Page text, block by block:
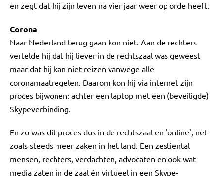
en zegt dat hij zijn leven na vier jaar weer op orde heeft.
Corona
Naar Nederland terug gaan kon niet. Aan de rechters
vertelde hij dat hij liever in de rechtszaal was geweest
maar dat hij kan niet reizen vanwege alle
coronamaatregelen. Daarom kon hij via internet zijn
proces bijwonen: achter een laptop met een (beveiligde)
Skypeverbinding.
En zo was dit proces dus in de rechtszaal en 'online', net
zoals steeds meer zaken in het land. Een zestiental
mensen, rechters, verdachten, advocaten en ook wat
media zaten in de zaal én virtueel in een Skype-